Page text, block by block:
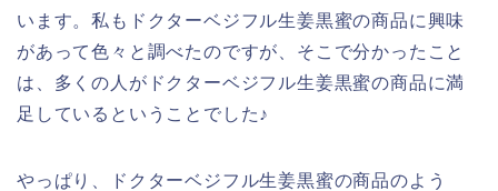
います。私もドクターベジフル生姜黒蜜の商品に興味
があって色々と調べたのですが、そこで分かったこと
は、多くの人がドクターベジフル生姜黒蜜の商品に満
足しているということでした♪
やっぱり、ドクターベジフル生姜黒蜜の商品のよう